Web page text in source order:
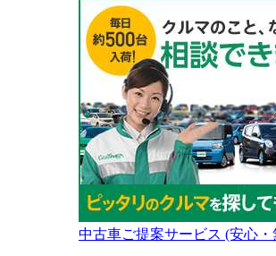
中古車ご提案サービス (安心・